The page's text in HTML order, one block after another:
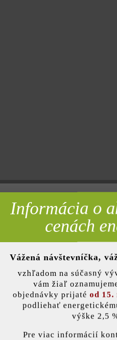
Informácia o
cenách
Vážená návštevníčka,
vzhľadom na súčasný
vám žiaľ
objednávky prijaté od 15.
podliehať
výške 2,5
Pre viac informácií